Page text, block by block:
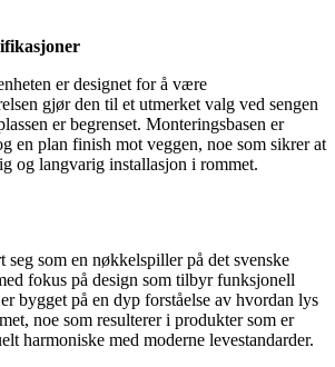
er designet for å være
gjør den til et utmerket valg ved sengen
er begrenset. Monteringsbasen er
en plan finish mot veggen, noe som sikrer at
og langvarig installasjon i rommet.
seg som en nøkkelspiller på det svenske
fokus på design som tilbyr funksjonell
bygget på en dyp forståelse av hvordan lys
noe som resulterer i produkter som er
harmoniske med moderne levestandarder.